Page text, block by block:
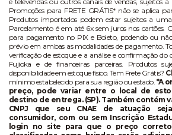
Promoções para FRETE GRÁTIS* não se aplica
Produtos importados podem estar sujeitos a
Parcelamento é em até 6x sem juros nos cartões.
para pagamento no PIX e Boleto, podendo ou
prévio em ambas as modalidades de pagamento.
verificação de estoque e a análise e confirmação
Fujioka e de financeiras parceiras. Produtos
disponibilidade em estoque físico. Tem Frete Grátis?
mínimo estabelecido para sua região ou estado. *A
preço, pode variar entre o local de
destino de entrega. (SP). Também contém
CNPJ que seu CNAE de atuação
consumidor, com ou sem Inscrição
login no site para que o preço